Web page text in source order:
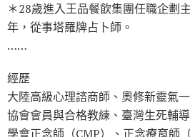
＊28歲進入王品餐飲集團任職企劃
年，從事塔羅牌占卜師。
……
經歷
大陸高級心理諮商師、奧修新靈氣
協會會員與合格教練、臺灣生死輔
學會正念師（CMP）、正念療育師